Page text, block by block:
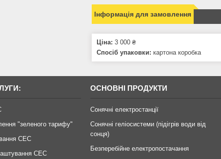
Інформація для замовлення
Ціна: 3 000 ₴
Спосіб упаковки: картона коробка
"зеленого тарифу"
СЕС
СЕС
ОСНОВНІ ПРОДУКТИ
Сонячні електростанції
Сонячні геліосистеми (підігрів води від
сонця)
Безперебійне електропостачання